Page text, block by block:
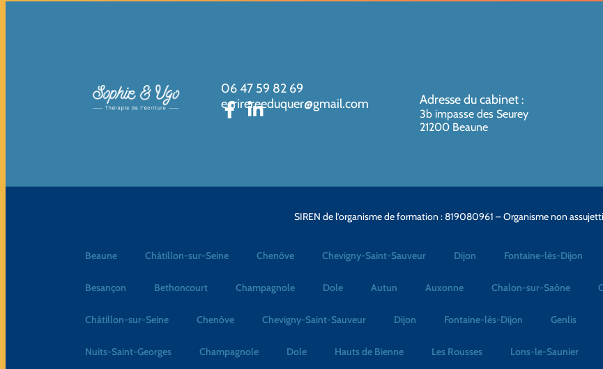
06 47 59 82 69
ecrirereeduquer@gmail.com
Adresse du cabinet:
3b impasse des Seurey
21200 Beaune
SIREN de l’organisme de formation : 819080961 – Organisme non
Beaune Châtillon-sur-Seine Chenôve Chevigny-Saint-Sauveur Dijon Fontaine-lès-Dijon
Besançon Bethoncourt Champagnole Dole Autun Auxonne Chalon-sur-Saône
Châtillon-sur-Seine Chenôve Chevigny-Saint-Sauveur Dijon Fontaine-lès-Dijon Genlis
Nuits-Saint-Georges Champagnole Dole Hauts de Bienne Les Rousses Lons-le-Saunier